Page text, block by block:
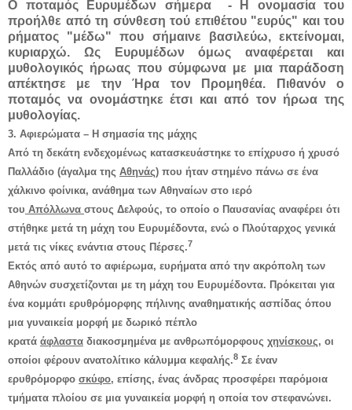
Ο ποταμός Ευρυμέδων σήμερα - Η ονομασία του
προήλθε από τη σύνθεση τού επιθέτου "ευρύς" και του
ρήματος "μέδω" που σήμαινε βασιλεύω, εκτείνομαι,
κυριαρχώ. Ως Ευρυμέδων όμως αναφέρεται και
μυθολογικός ήρωας που σύμφωνα με μια παράδοση
απέκτησε με την Ήρα τον Προμηθέα. Πιθανόν ο
ποταμός να ονομάστηκε έτσι και από τον ήρωα της
μυθολογίας.
3. Αφιερώματα – Η σημασία της μάχης
Από τη δεκάτη ενδεχομένως κατασκευάστηκε το επίχρυσο ή χρυσό
Παλλάδιο (άγαλμα της Αθηνάς) που ήταν στημένο πάνω σε ένα
χάλκινο φοίνικα, ανάθημα των Αθηναίων στο ιερό
του Απόλλωνα στους Δελφούς, το οποίο ο Παυσανίας αναφέρει ότι
στήθηκε μετά τη μάχη του Ευρυμέδοντα, ενώ ο Πλούταρχος γενικά
μετά τις νίκες ενάντια στους Πέρσες.7
Εκτός από αυτό το αφιέρωμα, ευρήματα από την ακρόπολη των
Αθηνών συσχετίζονται με τη μάχη του Ευρυμέδοντα. Πρόκειται για
ένα κομμάτι ερυθρόμορφης πήλινης αναθηματικής ασπίδας όπου
μια γυναικεία μορφή με δωρικό πέπλο
κρατά άφλαστα διακοσμημένα με ανθρωπόμορφους χηνίσκους, οι
οποίοι φέρουν ανατολίτικο κάλυμμα κεφαλής.8 Σε έναν
ερυθρόμορφο σκύφο, επίσης, ένας άνδρας προσφέρει παρόμοια
τμήματα πλοίου σε μια γυναικεία μορφή η οποία τον στεφανώνει.